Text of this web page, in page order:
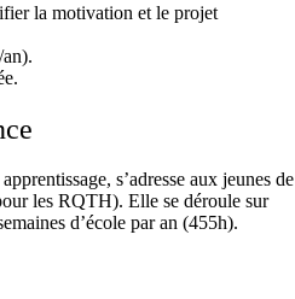
la motivation et le projet
s’adresse aux jeunes de
les RQTH). Elle se déroule sur
d’école par an (455h).